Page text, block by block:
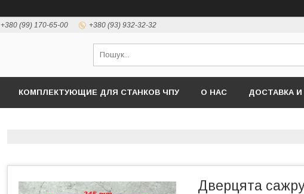
+380 (99) 170-65-00 +380 (93) 932-32-32
КОМПЛЕКТУЮЩИЕ ДЛЯ СТАНКОВ ЧПУ О НАС ДОСТАВКА
Дверцята